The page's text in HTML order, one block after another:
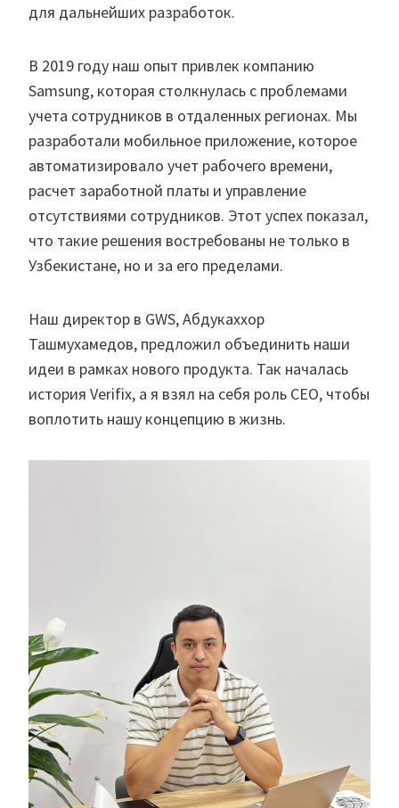
для дальнейших разработок.
В 2019 году наш опыт привлек компанию
Samsung, которая столкнулась с проблемами
учета сотрудников в отдаленных регионах. Мы
разработали мобильное приложение, которое
автоматизировало учет рабочего времени,
расчет заработной платы и управление
отсутствиями сотрудников. Этот успех показал,
что такие решения востребованы не только в
Узбекистане, но и за его пределами.
Наш директор в GWS, Абдукаххор
Ташмухамедов, предложил объединить наши
идеи в рамках нового продукта. Так началась
история Verifix, а я взял на себя роль CEO, чтобы
воплотить нашу концепцию в жизнь.